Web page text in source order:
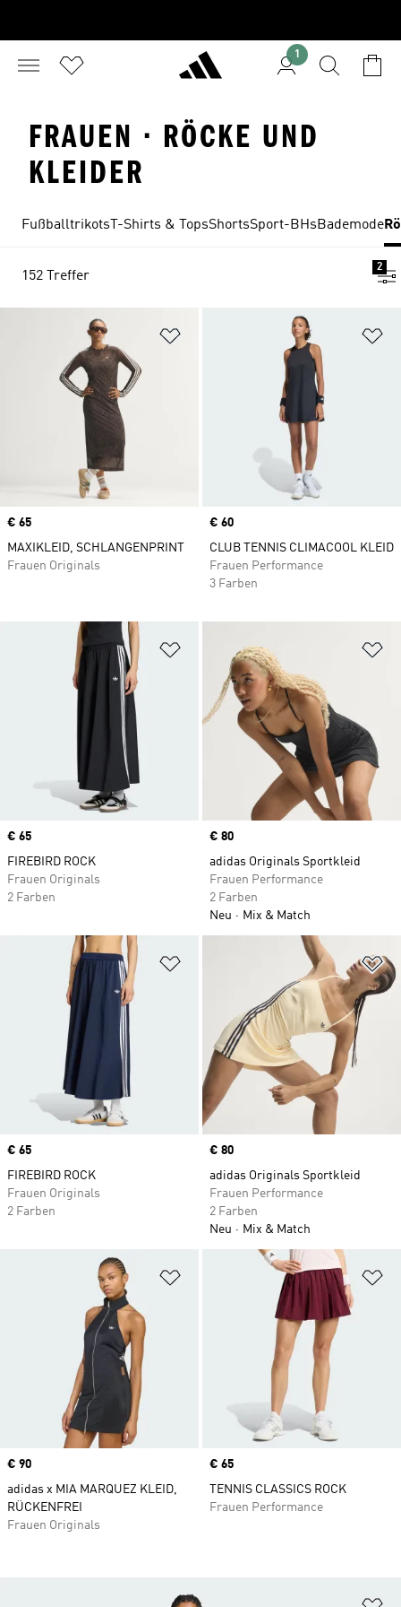
1
FRAUEN · RÖCKE UND
KLEIDER
Fußballtrikots T-Shirts & TopsShortsSport-BHsBademode
152 Treffer
2
Zur Wunschliste hinzufügen
Price
€ 65
MAXIKLEID, SCHLANGENPRINT
Frauen Originals
Price
€ 60
CLUB TENNIS CLIMACOOL KLEID
Frauen Performance
3 Farben
Zur Wunschliste hinzufügen
Price
€ 65
FIREBIRD ROCK
Frauen Originals
2 Farben
Price
€ 80
adidas Originals Sportkleid
Frauen Performance
2 Farben
Neu
Mix & Match
Zur Wunschliste hinzufügen
Price
€ 65
FIREBIRD ROCK
Frauen Originals
2 Farben
Price
€ 80
adidas Originals Sportkleid
Frauen Performance
2 Farben
Neu
Mix & Match
Zur Wunschliste hinzufügen
Price
€ 90
adidas x MIA MARQUEZ KLEID,
RÜCKENFREI
Frauen Originals
Price
€ 65
TENNIS CLASSICS ROCK
Frauen Performance